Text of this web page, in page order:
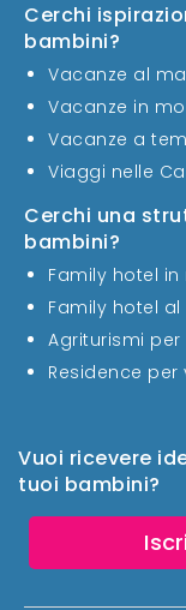
Vuoi ricevere
tuoi bambini?
Cerchi
bambini?
Vacanze al
Vacanze in
Vacanze a
Viaggi nelle
Cerchi una
bambini?
Family hotel
Family hotel
Agriturismi
Residence